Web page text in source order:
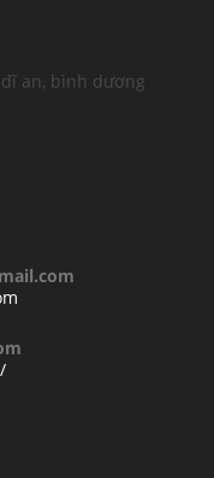
an, bình dương
your
application